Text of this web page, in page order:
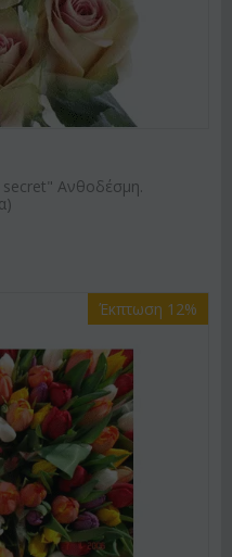
secret" Ανθοδέσμη.
Έκπτωση 12%